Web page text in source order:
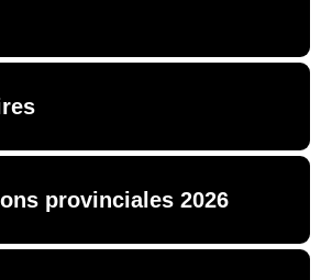
provinciales 2026